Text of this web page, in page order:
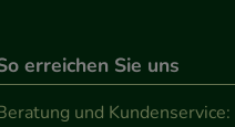
erreichen Sie uns
und Kundenservice: